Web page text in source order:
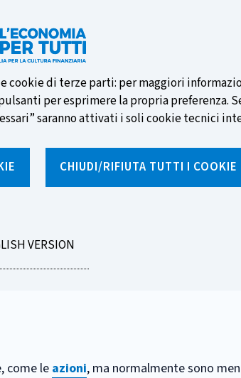
di terze parti: per maggiori
per esprimere la propria preferenza.
saranno attivati i soli cookie tecnici
CHIUDI/RIFIUTA TUTTI I COOKIE
VERSION
vota la tua
come leazioni, ma normalmente sono